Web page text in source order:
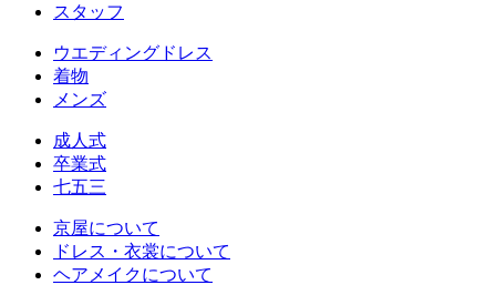
スタッフ
ウエディングドレス
着物
メンズ
成人式
卒業式
七五三
京屋について
ドレス・衣裳について
ヘアメイクについて